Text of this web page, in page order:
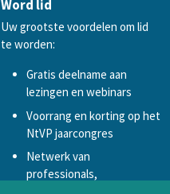
Word lid
Uw grootste voordelen om lid
te worden:
Gratis deelname aan
lezingen en webinars
Voorrang en korting op het
NtVP jaarcongres
Netwerk van
professionals,